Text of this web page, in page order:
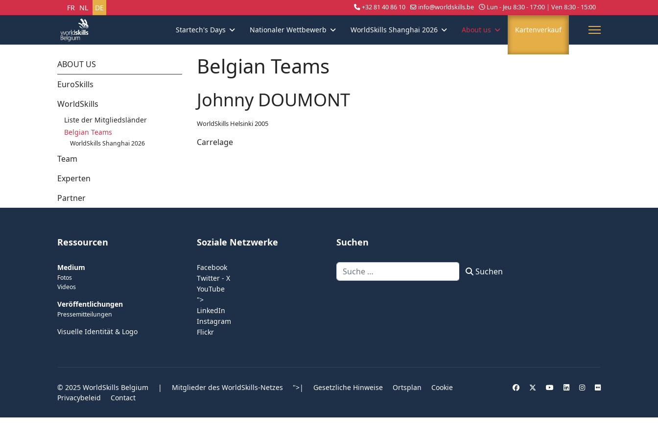
Sprache auswählen
FR NL DE +32 81 40 86 10 info@worldskills.be Lun - Jeu 8:30 - 17:00 | Ven 8:30 - 15:00
Startech's Days Nationaler Wettbewerb WorldSkills Shanghai 2026 About us Kartenverkauf
ABOUT US
EuroSkills
WorldSkills
Liste der Mitgliedsländer
Belgian Teams
WorldSkills Shanghai 2026
Team
Experten
Partner
Belgian Teams
Johnny DOUMONT
WorldSkills Helsinki 2005
Carrelage
Ressourcen
Medium
Fotos
Videos
Veröffentlichungen
Pressemitteilungen
Visuelle Identität & Logo
Soziale Netzwerke
Facebook
Twitter - X
YouTube
">
LinkedIn
Instagram
Flickr
Suchen
Suchen Suchen
© 2025 WorldSkills Belgium | Mitglieder des WorldSkills-Netzes ">| Gesetzliche Hinweise Ortsplan
Cookie
Privacybeleid
Contact